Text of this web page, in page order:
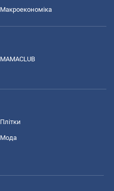
Макроекономіка
MAMACLUB
Плітки
Мода